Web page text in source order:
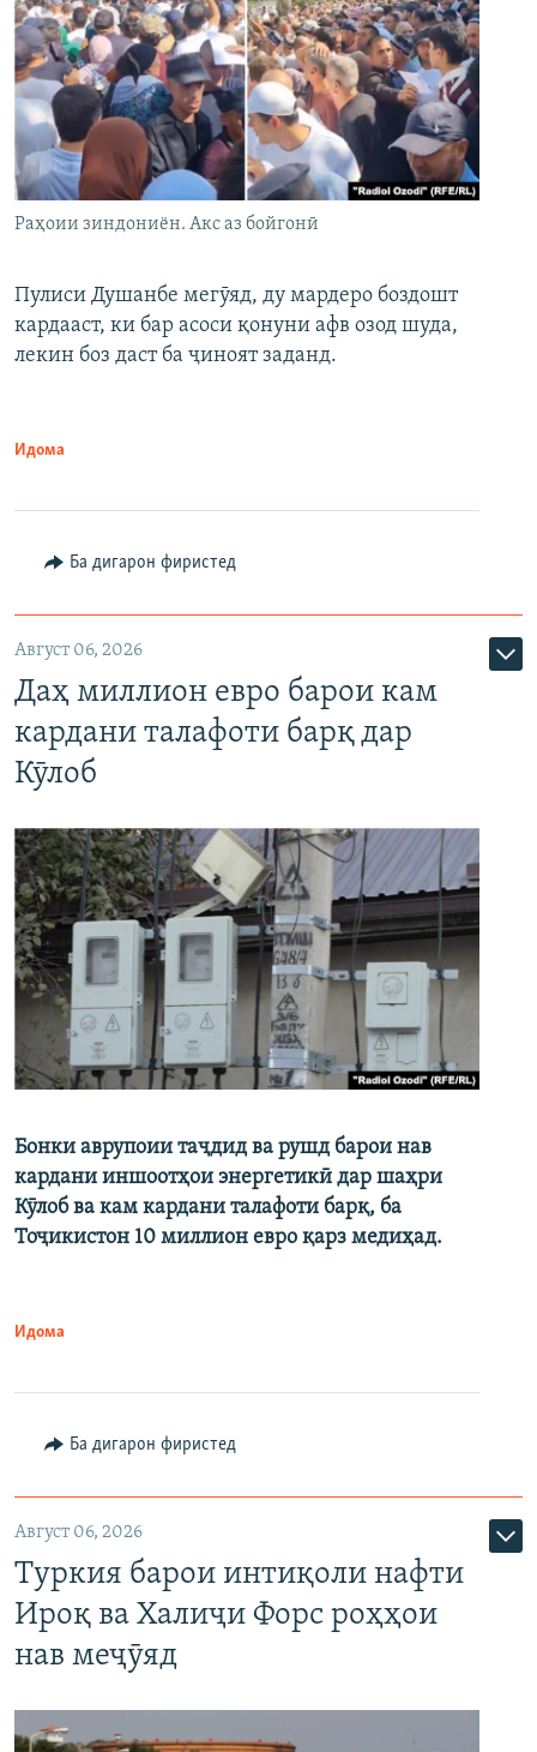
Раҳоии зиндониён. Акс аз бойгонӣ
Пулиси Душанбе мегӯяд, ду мардеро боздошт
кардааст, ки бар асоси қонуни афв озод шуда,
лекин боз даст ба ҷиноят заданд.
Идома
Ба дигарон фиристед
Август 06, 2026
Даҳ миллион евро барои кам
кардани талафоти барқ дар
Кӯлоб
Бонки аврупоии таҷдид ва рушд барои нав
кардани иншоотҳои энергетикӣ дар шаҳри
Кӯлоб ва кам кардани талафоти барқ, ба
Тоҷикистон 10 миллион евро қарз медиҳад.
Идома
Ба дигарон фиристед
Август 06, 2026
Туркия барои интиқоли нафти
Ироқ ва Халиҷи Форс роҳҳои
нав меҷӯяд